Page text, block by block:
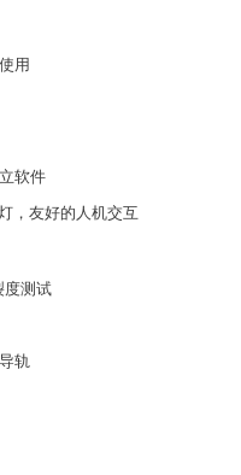
用
软件
，友好的人机交互
度测试
轨